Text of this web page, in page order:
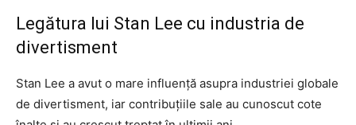
Legătura lui Stan Lee cu industria de
divertisment
Stan Lee a avut o mare influență asupra industriei globale
de divertisment, iar contribuțiile sale au cunoscut cote